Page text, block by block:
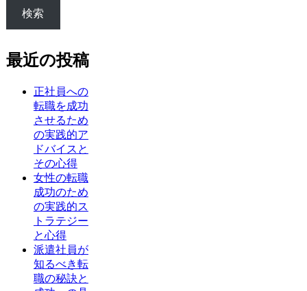
検索
最近の投稿
正社員への
転職を成功
させるため
の実践的ア
ドバイスと
その心得
女性の転職
成功のため
の実践的ス
トラテジー
と心得
派遣社員が
知るべき転
職の秘訣と